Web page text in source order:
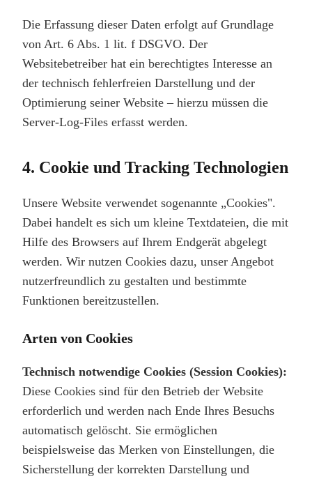
Die Erfassung dieser Daten erfolgt auf Grundlage
von Art. 6 Abs. 1 lit. f DSGVO. Der
Websitebetreiber hat ein berechtigtes Interesse an
der technisch fehlerfreien Darstellung und der
Optimierung seiner Website – hierzu müssen die
Server-Log-Files erfasst werden.
4. Cookie und Tracking Technologien
Unsere Website verwendet sogenannte „Cookies".
Dabei handelt es sich um kleine Textdateien, die mit
Hilfe des Browsers auf Ihrem Endgerät abgelegt
werden. Wir nutzen Cookies dazu, unser Angebot
nutzerfreundlich zu gestalten und bestimmte
Funktionen bereitzustellen.
Arten von Cookies
Technisch notwendige Cookies (Session Cookies):
Diese Cookies sind für den Betrieb der Website
erforderlich und werden nach Ende Ihres Besuchs
automatisch gelöscht. Sie ermöglichen
beispielsweise das Merken von Einstellungen, die
Sicherstellung der korrekten Darstellung und